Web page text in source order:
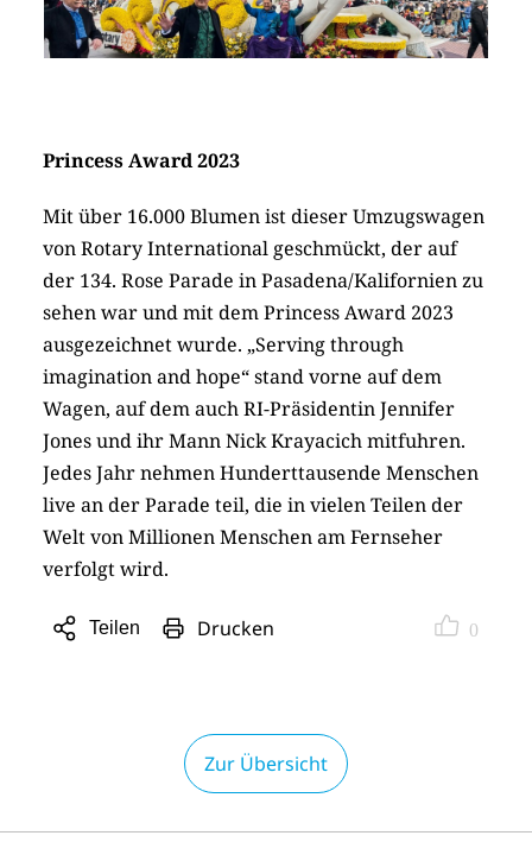
Princess Award 2023
Mit über 16.000 Blumen ist dieser Umzugswagen
von Rotary International geschmückt, der auf
der 134. Rose Parade in Pasadena/Kalifornien zu
sehen war und mit dem Princess Award 2023
ausgezeichnet wurde. „Serving through
imagination and hope“ stand vorne auf dem
Wagen, auf dem auch RI-Präsidentin Jennifer
Jones und ihr Mann Nick Krayacich mitfuhren.
Jedes Jahr nehmen Hunderttausende Menschen
live an der Parade teil, die in vielen Teilen der
Welt von Millionen Menschen am Fernseher
verfolgt wird.
Teilen
Sharing
Drucken 0
Zur Übersicht